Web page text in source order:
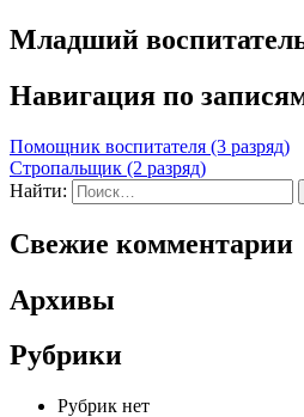
Младший
Навигация по
Помощник воспитателя (3 разряд)
Стропальщик (2 разряд)
Найти:
Свежие комментарии
Архивы
Рубрики
Рубрик нет